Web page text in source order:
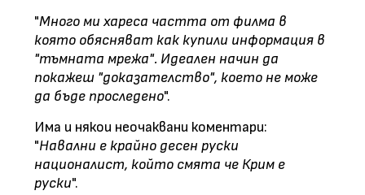
"Много ми хареса частта от филма в
която обясняват как купили информация в
"тъмната мрежа". Идеален начин да
покажеш "доказателство", което не може
да бъде проследено".
Има и някои неочаквани коментари:
"Навални е крайно десен руски
националист, който смята че Крим е
руски".